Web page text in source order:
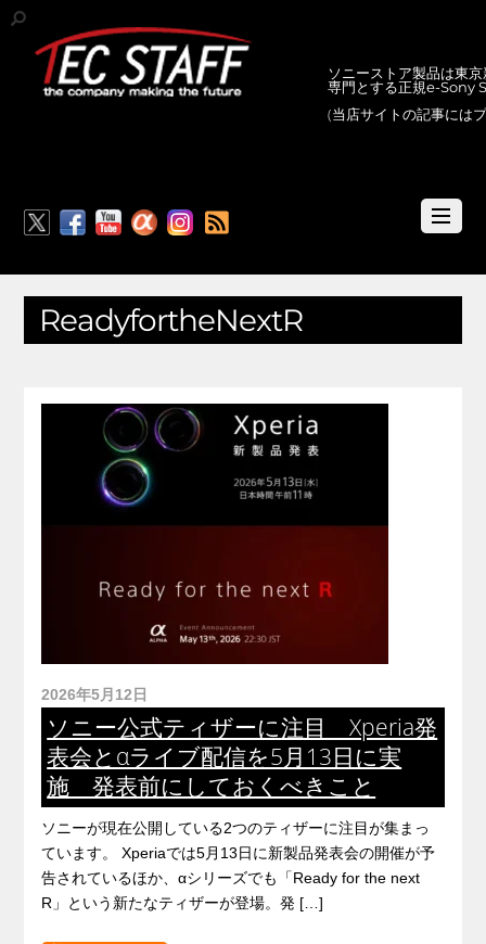
ソニーストア製品は東
専門とする正規e-Sony
(当店サイトの記事には
ReadyfortheNextR
2026年5月12日
ソニー公式ティザーに注目 Xperia発
表会とαライブ配信を5月13日に実
施 発表前にしておくべきこと
ソニーが現在公開している2つのティザーに注目が集まっ
ています。 Xperiaでは5月13日に新製品発表会の開催が予
告されているほか、αシリーズでも「Ready for the next
R」という新たなティザーが登場。発 […]